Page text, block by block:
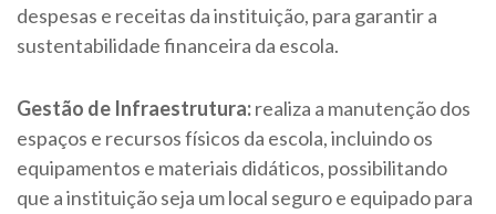
despesas e receitas da instituição, para garantir a
sustentabilidade financeira da escola.
Gestão de Infraestrutura:realiza a manutenção dos
espaços e recursos físicos da escola, incluindo os
equipamentos e materiais didáticos, possibilitando
que a instituição seja um local seguro e equipado para